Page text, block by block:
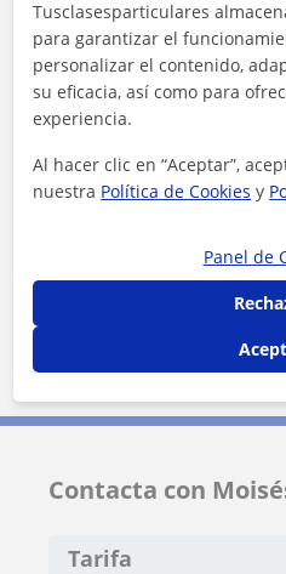
Cádiz (Ciudad)
Jerez de la Frontera
El
Puerto Real
San
+ −
3 mi
Contacta con
Tarifa
Tusclasesparticulares
para garantizar el
personalizar el contenido,
su eficacia, así como para
experiencia.
Al hacer clic en “Aceptar”,
nuestra Política de Cookies y
Panel de